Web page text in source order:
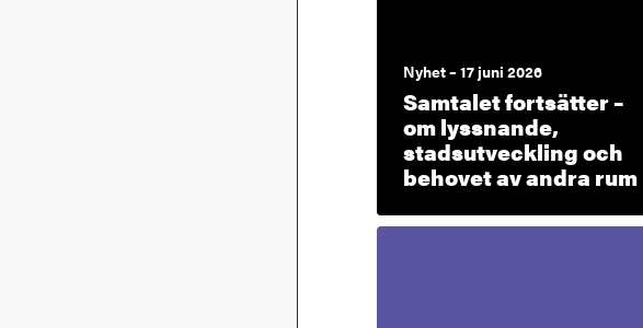
Nyhet – 17 juni 2026
Samtalet fortsätter –
om lyssnande,
stadsutveckling och
behovet av andra rum